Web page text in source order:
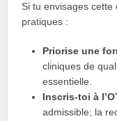
Si tu envisages
pratiques :
Priorise une
cliniques de
essentielle.
Inscris‑toi à
admissible; la